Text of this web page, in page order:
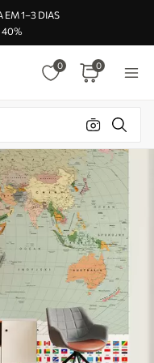
EM 1–3 DIAS
40%
0 0